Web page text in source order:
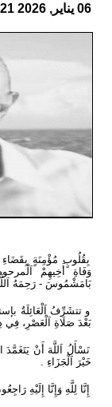
06 يناير, 2026 09:48:21 م
بِقُلُوبٍ مُؤْمِنَةٍ
وَفَاةِ أَخِيهِمْ
بَامَشْمُوسَ - رَحِمَهُ
بَعْدَ صَلَاةِ اَلْعَصْرِ، فِي
نَسْأَلُ اَللَّهَ أَنْ يَتَغَمَّدَ
خَيْرَ اَلْجَزَاءِ .
إِنَّا لِلَّهِ وَإِنَّا إِلَيْهِ